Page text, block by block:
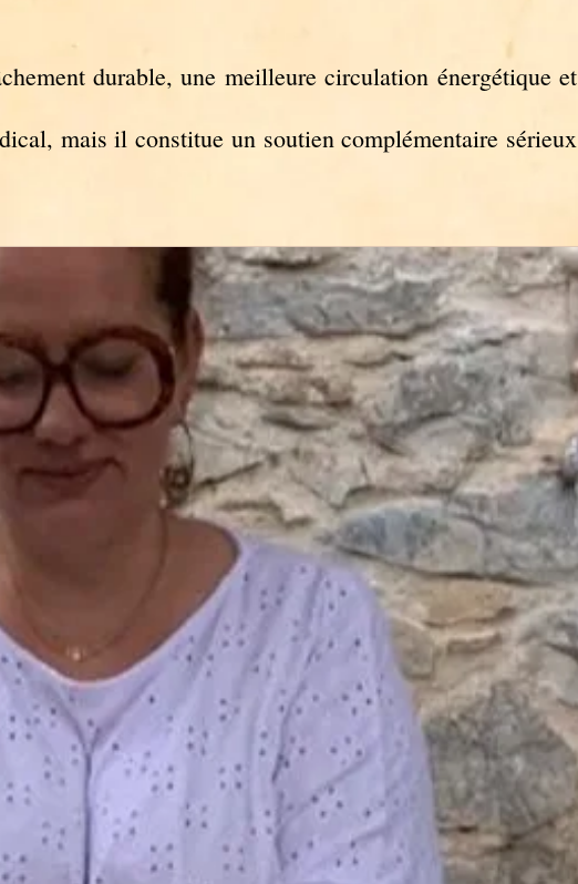
durable​, une meilleure circulation énergétique et
mais il constitue un soutien complémentaire sérieux